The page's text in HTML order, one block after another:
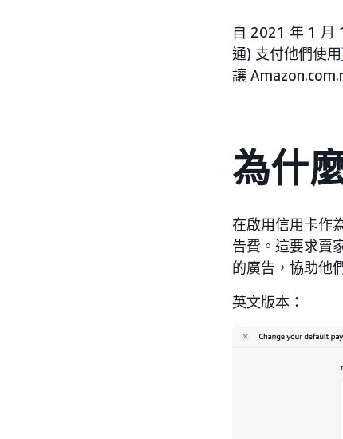
自 2021 年 1 月
通) 支付他們使用
讓
為什
在啟用信用卡作
告費。這要求賣
的廣告，協助他
英文版本：